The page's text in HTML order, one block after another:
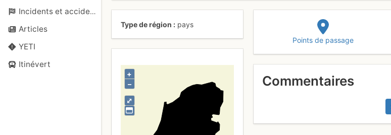
Incidents et accidents
Articles
YETI
Itinévert
Type de région pays
⤢
+
–
Points de passage
Commentaires